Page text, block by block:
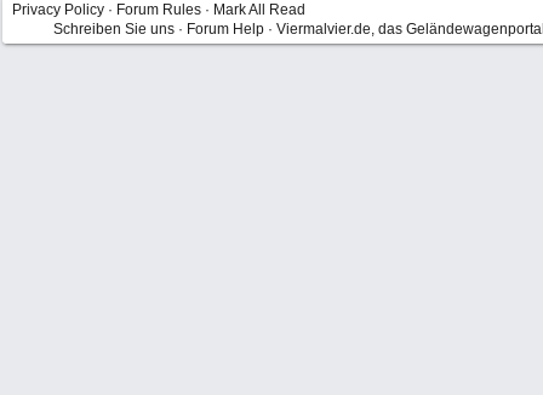
Privacy Policy · Forum Rules · Mark All Read
Schreiben Sie uns · Forum Help · Viermalvier.de, das